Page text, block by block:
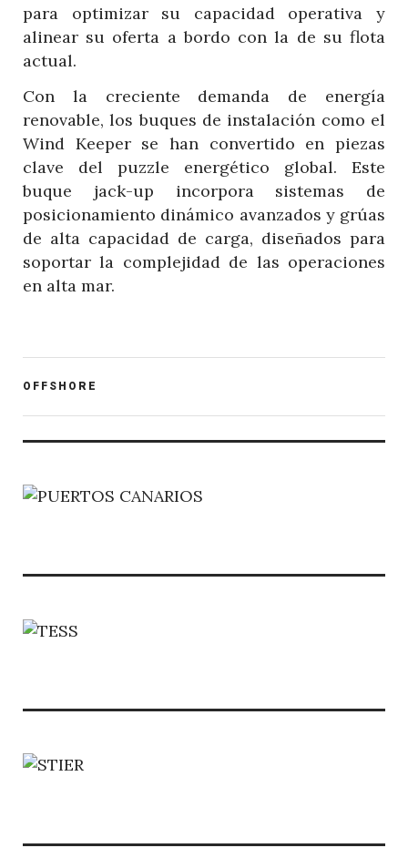
para optimizar su capacidad operativa y
alinear su oferta a bordo con la de su flota
actual.
Con la creciente demanda de energía
renovable, los buques de instalación como el
Wind Keeper se han convertido en piezas
clave del puzzle energético global. Este
buque jack-up incorpora sistemas de
posicionamiento dinámico avanzados y grúas
de alta capacidad de carga, diseñados para
soportar la complejidad de las operaciones
en alta mar.
POST
OFFSHORE